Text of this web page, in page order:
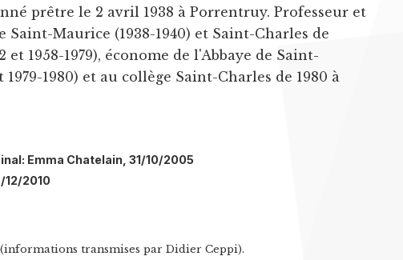
prêtre le 2 avril 1938 à Porrentruy. Professeur et
Saint-Maurice (1938-1940) et Saint-Charles de
et 1958-1979), économe de l'Abbaye de Saint-
1979-1980) et au collège Saint-Charles de 1980 à
Emma Chatelain, 31/10/2005
12/2010
transmises par Didier Ceppi).